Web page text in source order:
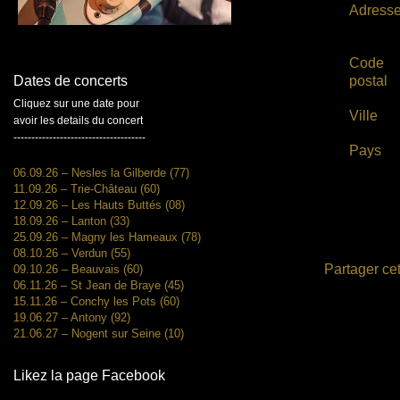
Code
postal
Ville
Pays
Partager
Dates de concerts
Cliquez sur une date pour
avoir les details du concert
-------------------------------------
06.09.26 – Nesles la Gilberde (77)
11.09.26 – Trie-Château (60)
12.09.26 – Les Hauts Buttés (08)
18.09.26 – Lanton (33)
25.09.26 – Magny les Hameaux (78)
08.10.26 – Verdun (55)
09.10.26 – Beauvais (60)
06.11.26 – St Jean de Braye (45)
15.11.26 – Conchy les Pots (60)
19.06.27 – Antony (92)
21.06.27 – Nogent sur Seine (10)
Likez la page Facebook